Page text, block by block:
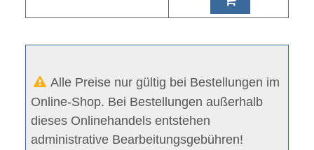
Alle Preise nur gültig bei Bestellungen im
Online-Shop. Bei Bestellungen außerhalb
dieses Onlinehandels entstehen
administrative Bearbeitungsgebühren!